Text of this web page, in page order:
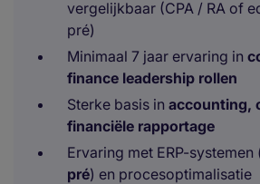
vergelijkbaar (CPA / RA of
pré)
Minimaal 7 jaar ervaring in
finance leadership rollen
Sterke basis in accounting,
financiële rapportage
Ervaring met ERP-systemen
pré) en procesoptimalisatie